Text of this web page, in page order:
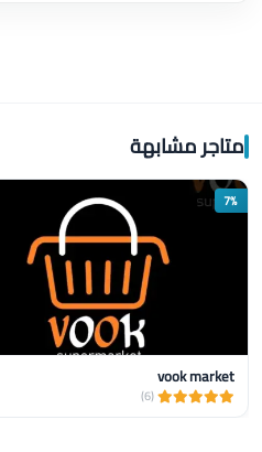
متاجر مشابهة
7%
vook market
(6)